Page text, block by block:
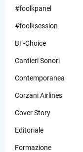
#foolkpanel
#foolksession
BF-Choice
Cantieri Sonori
Contemporanea
Corzani Airlines
Cover Story
Editoriale
Formazione